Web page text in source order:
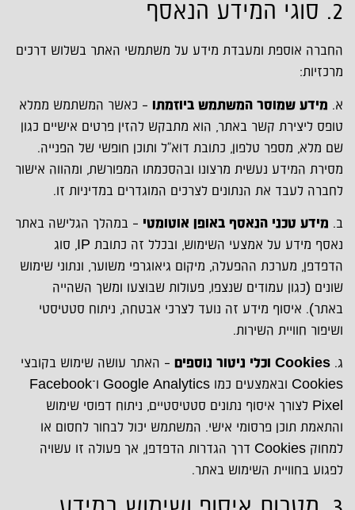
2. סוגי המידע הנאסף
החברה אוספת ומעבדת מידע על משתמשי האתר בשלוש דרכים
מרכזיות:
א. מידע שמוסר המשתמש ביוזמתו – כאשר המשתמש ממלא
טופס ליצירת קשר באתר, הוא מתבקש להזין פרטים אישיים כגון
שם מלא, מספר טלפון, כתובת דוא"ל ותוכן חופשי של הפנייה.
מסירת המידע נעשית מרצונו ובהסכמתו המפורשת, ומהווה אישור
לחברה לעבד את הנתונים לצרכים המוגדרים במדיניות זו.
ב. מידע טכני הנאסף באופן אוטומטי – במהלך הגלישה באתר
נאסף מידע על אמצעי השימוש, ובכלל זה כתובת IP, סוג
הדפדפן, מערכת ההפעלה, מיקום גיאוגרפי משוער, ונתוני שימוש
שונים (כגון עמודים שנצפו, פעולות שבוצעו ומשך השהייה
באתר). איסוף מידע זה נועד לצרכי אבטחה, ניתוח סטטיסטי
ושיפור חוויית השירות.
ג. Cookies וכלי ניטור נוספים – האתר עושה שימוש בקובצי
Cookies ובאמצעים כמו Google Analytics ו־Facebook
Pixel לצורך איסוף נתונים סטטיסטיים, ניתוח דפוסי שימוש
והתאמת תוכן פרסומי אישי. המשתמש יכול לבחור לחסום או
למחוק Cookies דרך הגדרות הדפדפן, אך פעולה זו עשויה
לפגוע בחוויית השימוש באתר.